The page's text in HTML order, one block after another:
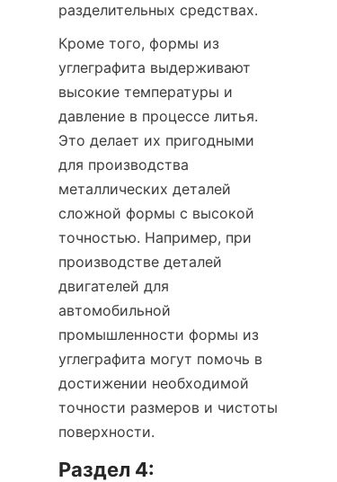
разделительных средствах.
Кроме того, формы из
углеграфита выдерживают
высокие температуры и
давление в процессе литья.
Это делает их пригодными
для производства
металлических деталей
сложной формы с высокой
точностью. Например, при
производстве деталей
двигателей для
автомобильной
промышленности формы из
углеграфита могут помочь в
достижении необходимой
точности размеров и чистоты
поверхности.
Раздел 4: